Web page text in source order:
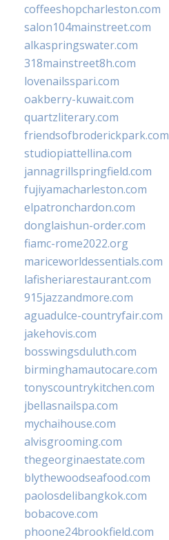
coffeeshopcharleston.com
salon104mainstreet.com
alkaspringswater.com
318mainstreet8h.com
lovenailsspari.com
oakberry-kuwait.com
quartzliterary.com
friendsofbroderickpark.com
studiopiattellina.com
jannagrillspringfield.com
fujiyamacharleston.com
elpatronchardon.com
donglaishun-order.com
fiamc-rome2022.org
mariceworldessentials.com
lafisheriarestaurant.com
915jazzandmore.com
aguadulce-countryfair.com
jakehovis.com
bosswingsduluth.com
birminghamautocare.com
tonyscountrykitchen.com
jbellasnailspa.com
mychaihouse.com
alvisgrooming.com
thegeorginaestate.com
blythewoodseafood.com
paolosdelibangkok.com
bobacove.com
phoone24brookfield.com